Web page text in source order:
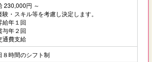
230,000円 ～
・スキル等を考慮し決定します。
年１回
年２回
費支給
８時間のシフト制